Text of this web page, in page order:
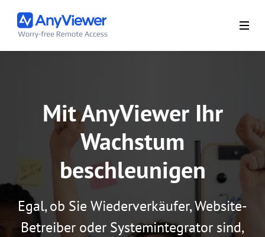
Mit AnyViewer Ihr
Wachstum
beschleunigen
Egal, ob Sie Wiederverkäufer, Website-
Betreiber oder Systemintegrator sind,